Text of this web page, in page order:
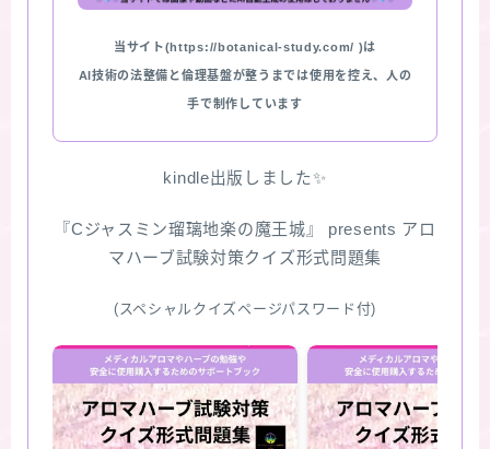
当サイト(https://botanical-study.com/ )は
AI技術の法整備と倫理基盤が整うまでは使用を控え、人の
手で制作しています
kindle出版しました✨
『Cジャスミン瑠璃地楽の魔王城』 presents アロ
マハーブ試験対策クイズ形式問題集
(スペシャルクイズページパスワード付)